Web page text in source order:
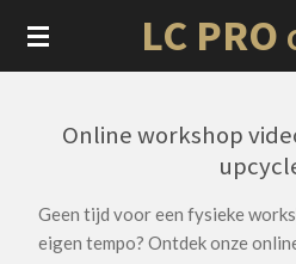
Ga
direct
hoofdinhoud
LC PRO
Online workshop
Geen tijd voor een fysieke
eigen tempo? Ontdek onze